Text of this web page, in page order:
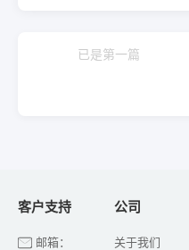
已是第一篇
客户支持
邮箱：
公司
关于我们